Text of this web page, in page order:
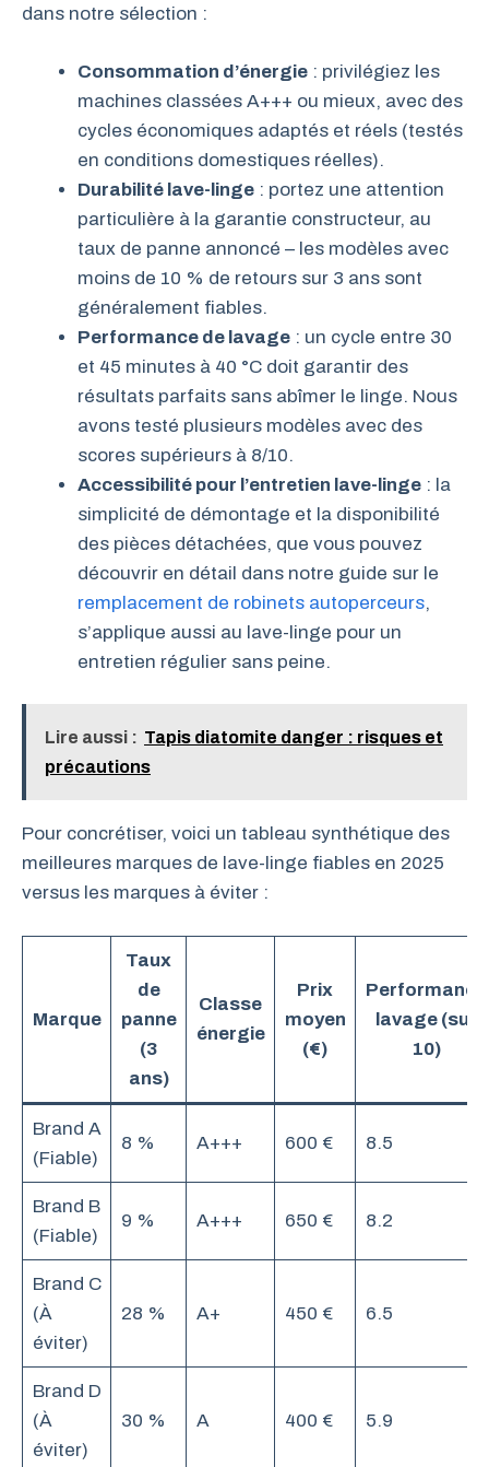
dans notre sélection :
Consommation d’énergie : privilégiez les
machines classées A+++ ou mieux, avec des
cycles économiques adaptés et réels (testés
en conditions domestiques réelles).
Durabilité lave-linge : portez une attention
particulière à la garantie constructeur, au
taux de panne annoncé – les modèles avec
moins de 10 % de retours sur 3 ans sont
généralement fiables.
Performance de lavage : un cycle entre 30
et 45 minutes à 40 °C doit garantir des
résultats parfaits sans abîmer le linge. Nous
avons testé plusieurs modèles avec des
scores supérieurs à 8/10.
Accessibilité pour l’entretien lave-linge : la
simplicité de démontage et la disponibilité
des pièces détachées, que vous pouvez
découvrir en détail dans notre guide sur le
remplacement de robinets autoperceurs,
s’applique aussi au lave-linge pour un
entretien régulier sans peine.
Lire aussi : Tapis diatomite danger : risques et
précautions
Pour concrétiser, voici un tableau synthétique des
meilleures marques de lave-linge fiables en 2025
versus les marques à éviter :
Marque
Taux
de
panne
(3
ans)
Classe
énergie
Prix
moyen
(€)
Performance
lavage (sur
10)
Brand A
(Fiable)
8 % A+++ 600 € 8.5
Brand B
(Fiable)
9 % A+++ 650 € 8.2
Brand C
(À
éviter)
28 % A+ 450 € 6.5
Brand D
(À
éviter)
30 % A 400 € 5.9